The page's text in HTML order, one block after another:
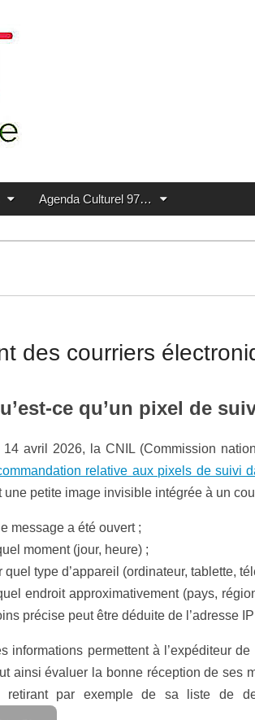
Agenda Culturel 97…
des courriers
ce qu’un pixel de
14 avril 2026, la CNIL (Commission
relative aux pixels de suivi
une petite image invisible intégrée à un
message a été ouvert ;
moment (jour, heure) ;
quel type d’appareil (ordinateur, tablette,
endroit approximativement (pays,
précise peut être déduite de l’adresse
informations permettent à l’expéditeur de
ainsi évaluer la bonne réception de ses
retirant par exemple de sa liste de